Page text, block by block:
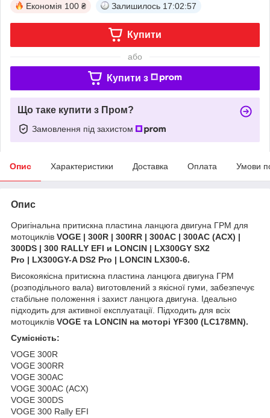
Економія 100 ₴ Залишилось 17:02:57
Купити
або
Купити з
Що таке купити з Пром?
Замовлення під захистом
Опис Характеристики Доставка Оплата Умови
Опис
Оригінальна притискна пластина ланцюга двигуна ГРМ для
мотоциклів VOGE | 300R | 300RR | 300AC | 300AC (ACX) |
300DS | 300 RALLY EFI и LONCIN | LX300GY SX2
Pro | LX300GY-A DS2 Pro | LONCIN LX300-6.
Високоякісна притискна пластина ланцюга двигуна ГРМ
(розподільного вала) виготовлений з якісної гуми, забезпечує
стабільне положення і захист ланцюга двигуна. Ідеально
підходить для активної експлуатації. Підходить для всіх
мотоциклів VOGE та LONCIN на моторі YF300 (LC178MN).
Сумісність:
VOGE 300R
VOGE 300RR
VOGE 300AC
VOGE 300AC (ACX)
VOGE 300DS
VOGE 300 Rally EFI